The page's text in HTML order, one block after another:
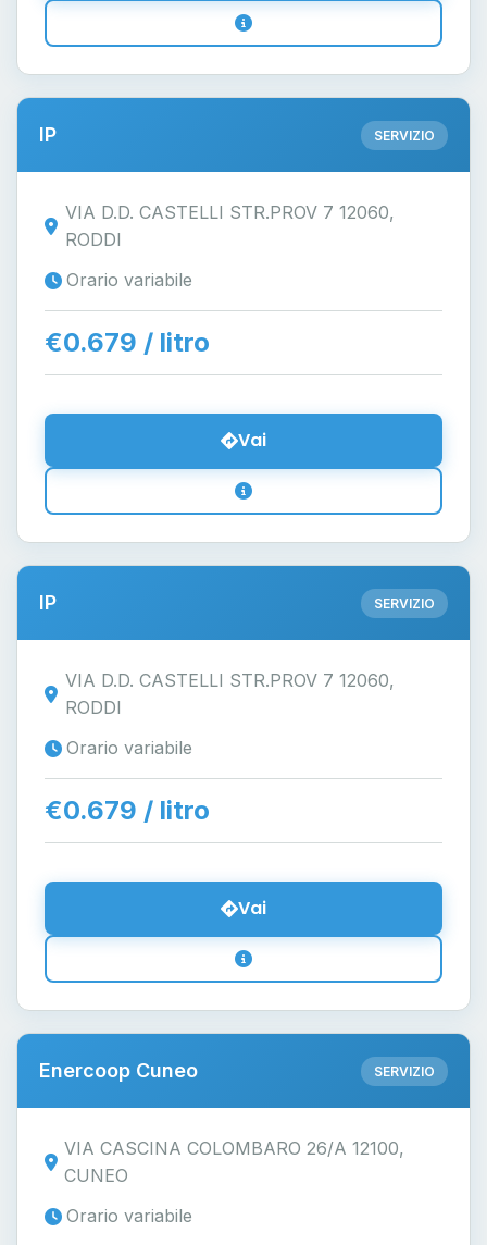
IP SERVIZIO
VIA D.D. CASTELLI STR.PROV 7 12060,
RODDI
Orario variabile
€0.679 / litro
Vai
IP SERVIZIO
VIA D.D. CASTELLI STR.PROV 7 12060,
RODDI
Orario variabile
€0.679 / litro
Vai
Enercoop Cuneo SERVIZIO
VIA CASCINA COLOMBARO 26/A 12100,
CUNEO
Orario variabile